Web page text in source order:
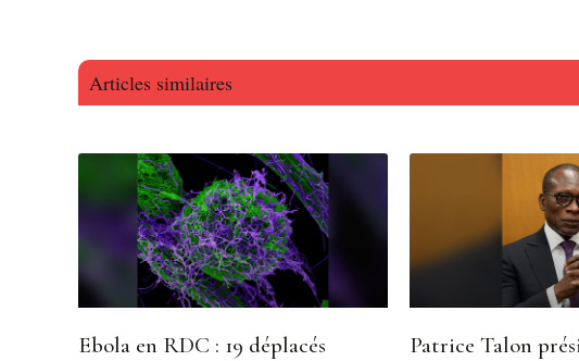
Articles similaires
Ebola en RDC : 19 déplacés
Patrice Talon